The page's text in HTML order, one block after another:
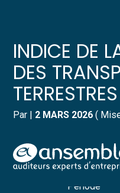
Aller
au
Gérer votre quotidien
Piloter votre entreprise
Développer votre
Construire votre
Suivre votre comptabilité
Gérer vos ressources
Dématérialiser vos
INDICE DE
DES
Par | 2 MARS 2026 (
Indice de la production
(référence 100 en 2015)
Période